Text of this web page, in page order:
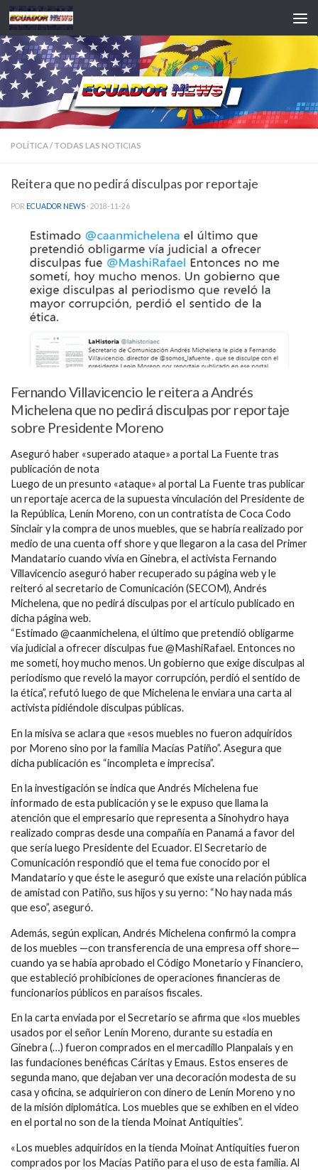
Saltar al contenido
POLÍTICA/ TODAS LAS NOTICIAS
Reitera que no pedirá disculpas por reportaje
POR ECUADOR NEWS · 2018-11-26
Fernando Villavicencio le reitera a Andrés
Michelena que no pedirá disculpas por reportaje
sobre Presidente Moreno
Aseguró haber «superado ataque» a portal La Fuente tras
publicación de nota
Luego de un presunto «ataque» al portal La Fuente tras publicar
un reportaje acerca de la supuesta vinculación del Presidente de
la República, Lenín Moreno, con un contratista de Coca Codo
Sinclair y la compra de unos muebles, que se habría realizado por
medio de una cuenta off shore y que llegaron a la casa del Primer
Mandatario cuando vivía en Ginebra, el activista Fernando
Villavicencio aseguró haber recuperado su página web y le
reiteró al secretario de Comunicación (SECOM), Andrés
Michelena, que no pedirá disculpas por el artículo publicado en
dicha página web.
“Estimado @caanmichelena, el último que pretendió obligarme
vía judicial a ofrecer disculpas fue @MashiRafael. Entonces no
me sometí, hoy mucho menos. Un gobierno que exige disculpas al
periodismo que reveló la mayor corrupción, perdió el sentido de
la ética”, refutó luego de que Michelena le enviara una carta al
activista pidiéndole disculpas públicas.
En la misiva se aclara que «esos muebles no fueron adquiridos
por Moreno sino por la familia Macías Patiño”. Asegura que
dicha publicación es “incompleta e imprecisa”.
En la investigación se indica que Andrés Michelena fue
informado de esta publicación y se le expuso que llama la
atención que el empresario que representa a Sinohydro haya
realizado compras desde una compañía en Panamá a favor del
que sería luego Presidente del Ecuador. El Secretario de
Comunicación respondió que el tema fue conocido por el
Mandatario y que éste le aseguró que existe una relación pública
de amistad con Patiño, sus hijos y su yerno: “No hay nada más
que eso”, aseguró.
Además, según explican, Andrés Michelena confirmó la compra
de los muebles —con transferencia de una empresa off shore—
cuando ya se había aprobado el Código Monetario y Financiero,
que estableció prohibiciones de operaciones financieras de
funcionarios públicos en paraísos fiscales.
En la carta enviada por el Secretario se afirma que «los muebles
usados por el señor Lenín Moreno, durante su estadía en
Ginebra (…) fueron comprados en el mercadillo Planpalais y en
las fundaciones benéficas Cáritas y Emaus. Estos enseres de
segunda mano, que dejaban ver una decoración modesta de su
casa y oficina, se adquirieron con dinero de Lenín Moreno y no
de la misión diplomática. Los muebles que se exhiben en el video
en el portal no son de la tienda Moinat Antiquities”.
«Los muebles adquiridos en la tienda Moinat Antiquities fueron
comprados por los Macías Patiño para el uso de esta familia. Al